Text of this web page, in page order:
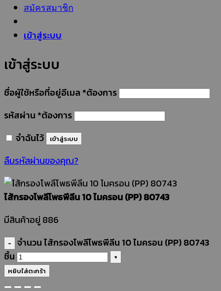
สมัครสมาชิก
เข้าสู่ระบบ
เข้าสู่ระบบ
ชื่อผู้ใช้หรือที่อยู่อีเมล *ต้องการ
รหัสผ่าน *ต้องการ
จำฉันไว้
เข้าสู่ระบบ
ลืมรหัสผ่านของคุณ?
ไส้กรองโพลีโพธพีลีน 10 ไมครอน (PP) 80743
มีสินค้าอยู่ 886
จำนวน ไส้กรองโพลีโพธพีลีน 10 ไมครอน (PP) 80743
ชิ้น
หยิบใส่ตะกร้า